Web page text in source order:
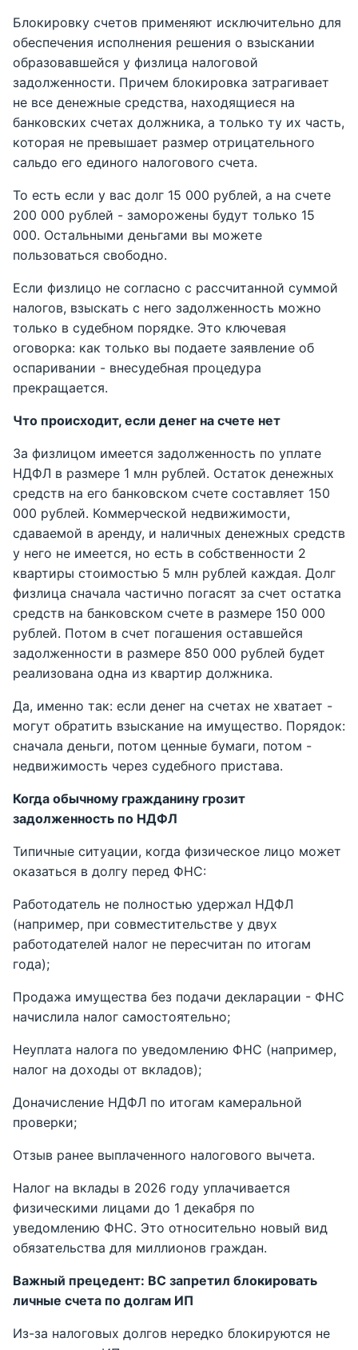
Блокировку счетов применяют исключительно для
обеспечения исполнения решения о взыскании
образовавшейся у физлица налоговой
задолженности. Причем блокировка затрагивает
не все денежные средства, находящиеся на
банковских счетах должника, а только ту их часть,
которая не превышает размер отрицательного
сальдо его единого налогового счета.
То есть если у вас долг 15 000 рублей, а на счете
200 000 рублей - заморожены будут только 15
000. Остальными деньгами вы можете
пользоваться свободно.
Если физлицо не согласно с рассчитанной суммой
налогов, взыскать с него задолженность можно
только в судебном порядке. Это ключевая
оговорка: как только вы подаете заявление об
оспаривании - внесудебная процедура
прекращается.
Что происходит, если денег на счете нет
За физлицом имеется задолженность по уплате
НДФЛ в размере 1 млн рублей. Остаток денежных
средств на его банковском счете составляет 150
000 рублей. Коммерческой недвижимости,
сдаваемой в аренду, и наличных денежных средств
у него не имеется, но есть в собственности 2
квартиры стоимостью 5 млн рублей каждая. Долг
физлица сначала частично погасят за счет остатка
средств на банковском счете в размере 150 000
рублей. Потом в счет погашения оставшейся
задолженности в размере 850 000 рублей будет
реализована одна из квартир должника.
Да, именно так: если денег на счетах не хватает -
могут обратить взыскание на имущество. Порядок:
сначала деньги, потом ценные бумаги, потом -
недвижимость через судебного пристава.
Когда обычному гражданину грозит
задолженность по НДФЛ
Типичные ситуации, когда физическое лицо может
оказаться в долгу перед ФНС:
Работодатель не полностью удержал НДФЛ
(например, при совместительстве у двух
работодателей налог не пересчитан по итогам
года);
Продажа имущества без подачи декларации - ФНС
начислила налог самостоятельно;
Неуплата налога по уведомлению ФНС (например,
налог на доходы от вкладов);
Доначисление НДФЛ по итогам камеральной
проверки;
Отзыв ранее выплаченного налогового вычета.
Налог на вклады в 2026 году уплачивается
физическими лицами до 1 декабря по
уведомлению ФНС. Это относительно новый вид
обязательства для миллионов граждан.
Важный прецедент: ВС запретил блокировать
личные счета по долгам ИП
Из-за налоговых долгов нередко блокируются не